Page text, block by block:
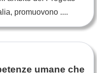
promuovono ....
umane che